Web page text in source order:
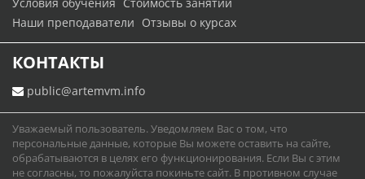
Наши преподаватели Отзывы о курсах
КОНТАКТЫ
public@artemvm.info
Уважаемый пользователь. Уведомляем Вас о том, что
персональные данные, которые Вы можете оставить на сайте,
обрабатываются в целях его функционирования. Если Вы с этим
не согласны, то пожалуйста покиньте сайт. В противном случае